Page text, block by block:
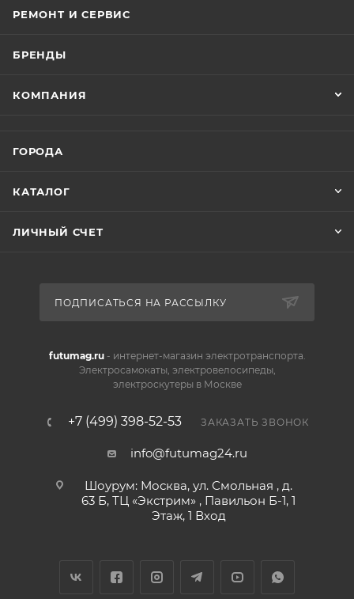
РЕМОНТ И СЕРВИС
БРЕНДЫ
КОМПАНИЯ
ГОРОДА
КАТАЛОГ
ЛИЧНЫЙ СЧЕТ
ПОДПИСАТЬСЯ НА РАССЫЛКУ
futumag.ru- интернет-магазин электротранспорта.
Электросамокаты, электровелосипеды,
электроскутеры в Москве
+7 (499) 398-52-53 ЗАКАЗАТЬ ЗВОНОК
info@futumag24.ru
Шоурум: Москва, ул. Смольная , д.
63 Б, ТЦ «Экстрим» , Павильон Б-1, 1
Этаж, 1 Вход